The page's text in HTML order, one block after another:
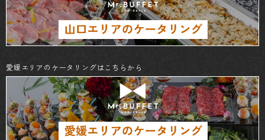
愛媛エリアのケータリングはこちらから